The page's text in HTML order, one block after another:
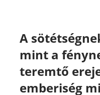
A
mint a
teremtő
emberiség